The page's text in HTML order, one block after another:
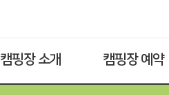
캠핑장 소개 캠핑장 예약